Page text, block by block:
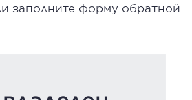
заполните форму обратной